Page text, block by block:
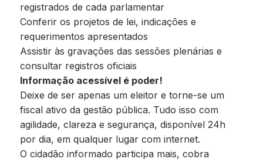
registrados de cada parlamentar
Conferir os projetos de lei, indicações e
requerimentos apresentados
Assistir às gravações das sessões plenárias e
consultar registros oficiais
Informação acessível é poder!
Deixe de ser apenas um eleitor e torne-se um
fiscal ativo da gestão pública. Tudo isso com
agilidade, clareza e segurança, disponível 24h
por dia, em qualquer lugar com internet.
O cidadão informado participa mais, cobra